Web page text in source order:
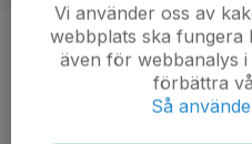
Position
31 år
Vi använder oss av
webbplats ska fungera
även för webbanalys
förbättra
Så